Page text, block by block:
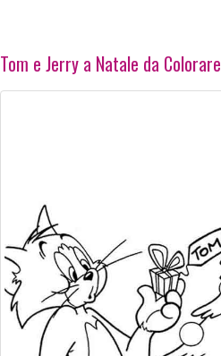
Tom e Jerry a Natale da Colorare